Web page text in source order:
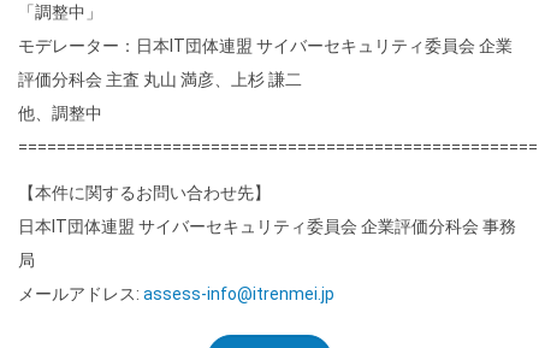
「調整中」
モデレーター：日本IT団体連盟 サイバーセキュリティ委員会 企業
評価分科会 主査 丸山 満彦、上杉 謙二
他、調整中
【本件に関するお問い合わせ先】
日本IT団体連盟 サイバーセキュリティ委員会 企業評価分科会 事務
局
メールアドレス: assess-info@itrenmei.jp